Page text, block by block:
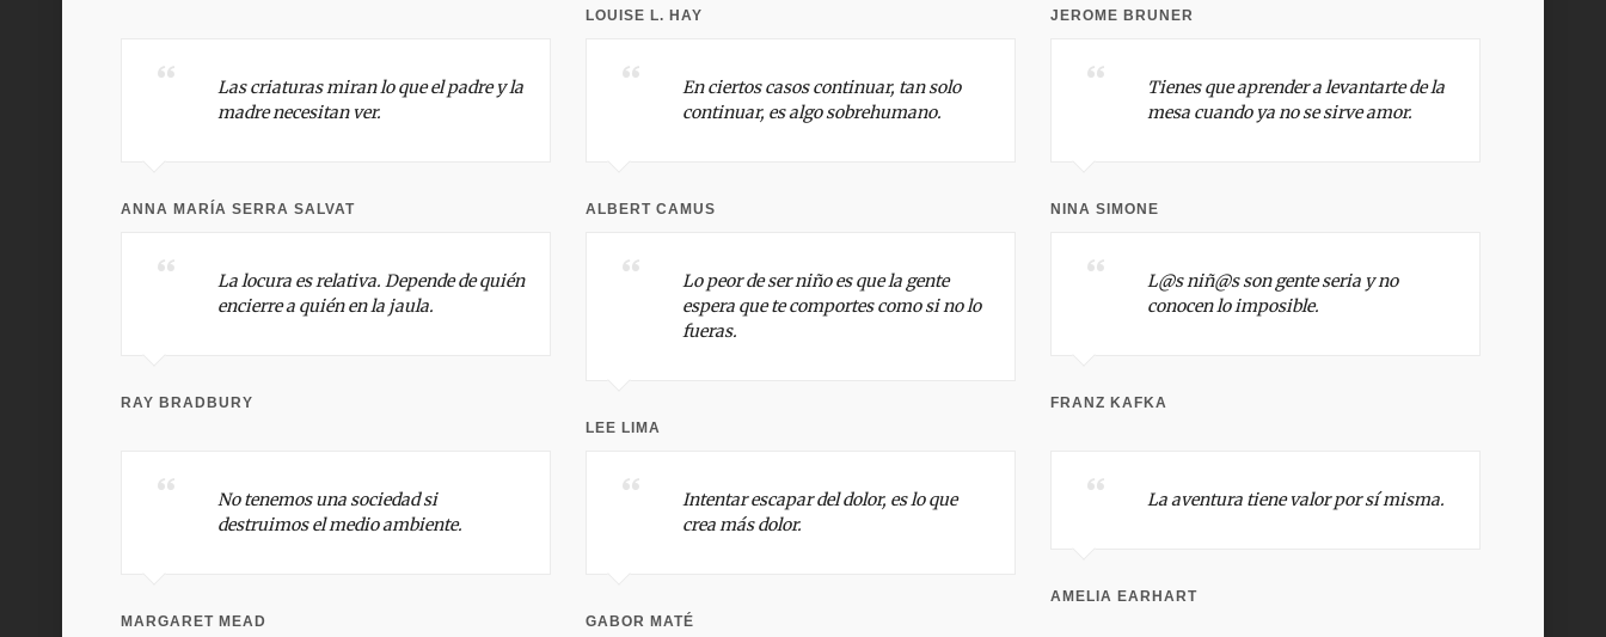
LOUISE L. HAY JEROME BRUNER
Las criaturas miran lo que el padre y la
madre necesitan ver.
ANNA MARÍA SERRA SALVAT
En ciertos casos continuar, tan solo
continuar, es algo sobrehumano.
ALBERT CAMUS
Tienes que aprender a levantarte de la
mesa cuando ya no se sirve amor.
NINA SIMONE
La locura es relativa. Depende de quién
encierre a quién en la jaula.
RAY BRADBURY
Lo peor de ser niño es que la gente
espera que te comportes como si no lo
fueras.
LEE LIMA
L@s niñ@s son gente seria y no
conocen lo imposible.
FRANZ KAFKA
No tenemos una sociedad si
destruimos el medio ambiente.
MARGARET MEAD
Intentar escapar del dolor, es lo que
crea más dolor.
GABOR MATÉ
La aventura tiene valor por sí misma.
AMELIA EARHART